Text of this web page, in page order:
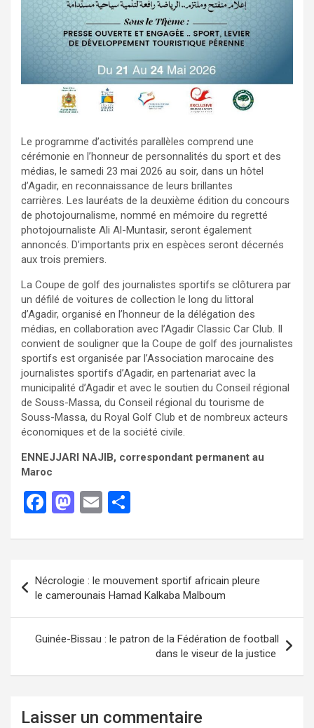
Le programme d’activités parallèles comprend une
cérémonie en l’honneur de personnalités du sport et des
médias, le samedi 23 mai 2026 au soir, dans un hôtel
d’Agadir, en reconnaissance de leurs brillantes
carrières. Les lauréats de la deuxième édition du concours
de photojournalisme, nommé en mémoire du regretté
photojournaliste Ali Al-Muntasir, seront également
annoncés. D’importants prix en espèces seront décernés
aux trois premiers.
La Coupe de golf des journalistes sportifs se clôturera par
un défilé de voitures de collection le long du littoral
d’Agadir, organisé en l’honneur de la délégation des
médias, en collaboration avec l’Agadir Classic Car Club. Il
convient de souligner que la Coupe de golf des journalistes
sportifs est organisée par l’Association marocaine des
journalistes sportifs d’Agadir, en partenariat avec la
municipalité d’Agadir et avec le soutien du Conseil régional
de Souss-Massa, du Conseil régional du tourisme de
Souss-Massa, du Royal Golf Club et de nombreux acteurs
économiques et de la société civile.
ENNEJJARI NAJIB, correspondant permanent au
Maroc
F
ce
o
o
k
M
st
o
d
o
n
E
ail ta
er
Nécrologie : le mouvement sportif africain pleure
le camerounais Hamad Kalkaba Malboum
Guinée-Bissau : le patron de la Fédération de football
dans le viseur de la justice
Laisser un commentaire